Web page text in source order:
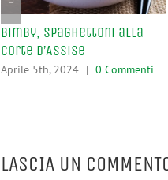
Bimby, Spaghettoni alla
Corte d’Assise
Aprile 5th, 2024 | 0 Commenti
LASCIA UN